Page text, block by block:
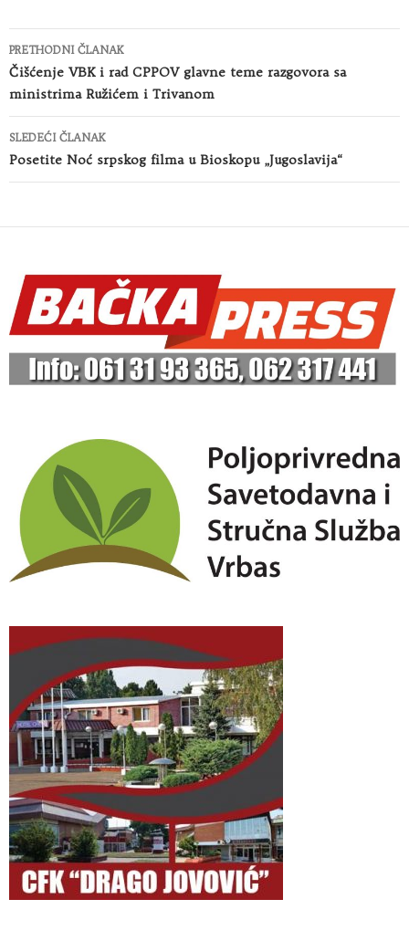
Kretanje
članaka
PRETHODNI ČLANAK
Čišćenje VBK i rad CPPOV glavne teme razgovora sa
ministrima Ružićem i Trivanom
SLEDEĆI ČLANAK
Posetite Noć srpskog filma u Bioskopu „Jugoslavija“